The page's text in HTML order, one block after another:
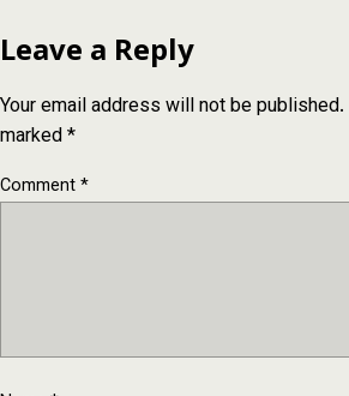
Leave a Reply
Your email address will not be published.
marked*
Comment*